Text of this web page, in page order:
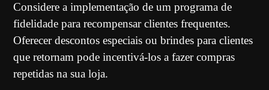
Considere a implementação de um programa de
fidelidade para recompensar clientes frequentes.
Oferecer descontos especiais ou brindes para clientes
que retornam pode incentivá-los a fazer compras
repetidas na sua loja.